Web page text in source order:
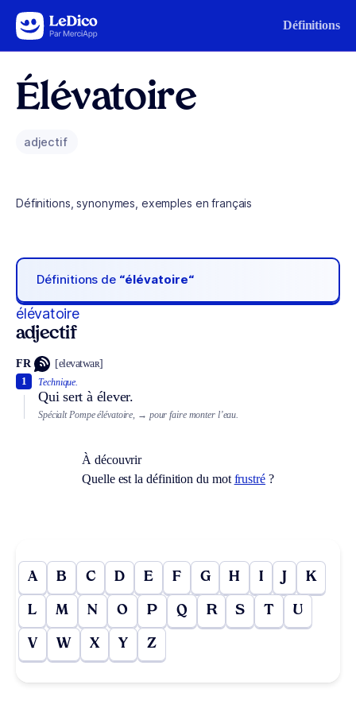
Aller au contenu Définitions
Élévatoire
adjectif
Définitions, synonymes, exemples en français
Définitions de “élévatoire“
élévatoire
adjectif
FR [elevatwaʀ]
Technique.
Qui sert à élever.
1
Spécialt Pompe élévatoire, → pour faire monter l’eau.
À découvrir
Quelle est la définition du mot frustré ?
A B C D E F G H I J K
L M N O P Q R S T U
V W X Y Z